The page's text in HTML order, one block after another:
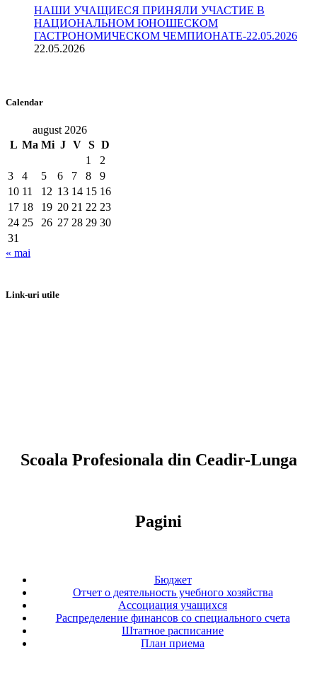
НАШИ УЧАЩИЕСЯ ПРИНЯЛИ УЧАСТИЕ В
НАЦИОНАЛЬНОМ ЮНОШЕСКОМ
ГАСТРОНОМИЧЕСКОМ ЧЕМПИОНАТЕ-22.05.2026
22.05.2026
Calendar
august 2026
L Ma Mi J V S D
1
2
3
4 5 6 7 8
9
10 11 12 13 14 15 16
17 18 19 20 21 22 23
24 25 26 27 28 29 30
31
« mai
Link-uri utile
Scoala Profesionala din Ceadir-Lunga
Pagini
Бюджет
Отчет о деятельность учебного хозяйства
Ассоциация учащихся
Распределение финансов со специального счета
Штатное расписание
План приема